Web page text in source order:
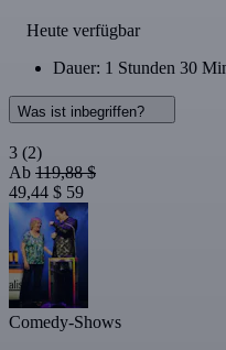
Heute verfügbar
Dauer: 1 Stunden 30
Was ist inbegriffen?
3 (2)
Ab 119,88 $
49,44 $ 59
Comedy-Shows